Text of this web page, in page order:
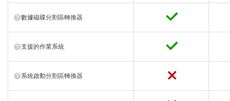
數據磁碟分割區轉換器
支援的作業系統
系統啟動分割區轉換器